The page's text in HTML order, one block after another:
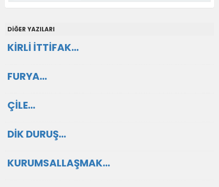
DİĞER YAZILARI
KİRLİ İTTİFAK…
FURYA…
ÇİLE…
DİK DURUŞ…
KURUMSALLAŞMAK…